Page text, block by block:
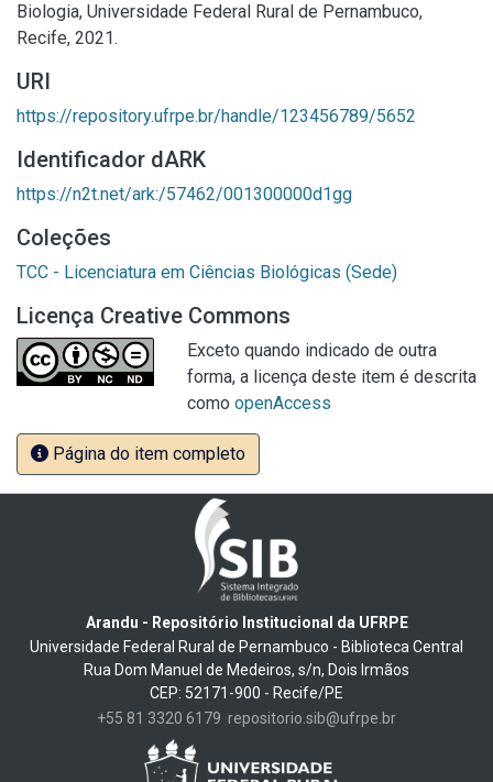
Biologia, Universidade Federal Rural de Pernambuco,
Recife, 2021.
URI
https://repository.ufrpe.br/handle/123456789/5652
Identificador dARK
https://n2t.net/ark:/57462/001300000d1gg
Coleções
TCC - Licenciatura em Ciências Biológicas (Sede)
Licença Creative Commons
Exceto quando indicado de outra
forma, a licença deste item é descrita
como openAccess
Página do item completo
Arandu - Repositório Institucional da UFRPE
Universidade Federal Rural de Pernambuco - Biblioteca Central
Rua Dom Manuel de Medeiros, s/n, Dois Irmãos
CEP: 52171-900 - Recife/PE
+55 81 3320 6179 repositorio.sib@ufrpe.br